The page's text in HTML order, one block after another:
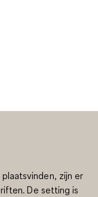
zijn er
De setting is